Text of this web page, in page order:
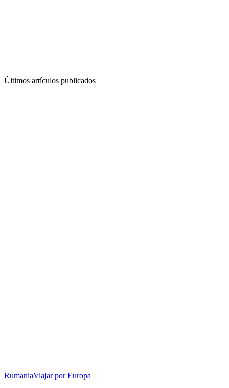
Últimos artículos publicados
RumaniaViajar por Europa